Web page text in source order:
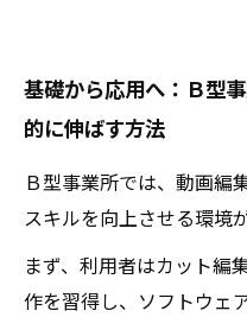
基礎から応用へ：Ｂ型
的に伸ばす方法
Ｂ型事業所では、動画編
スキルを向上させる環境
まず、利用者はカット編
作を習得し、ソフトウェ